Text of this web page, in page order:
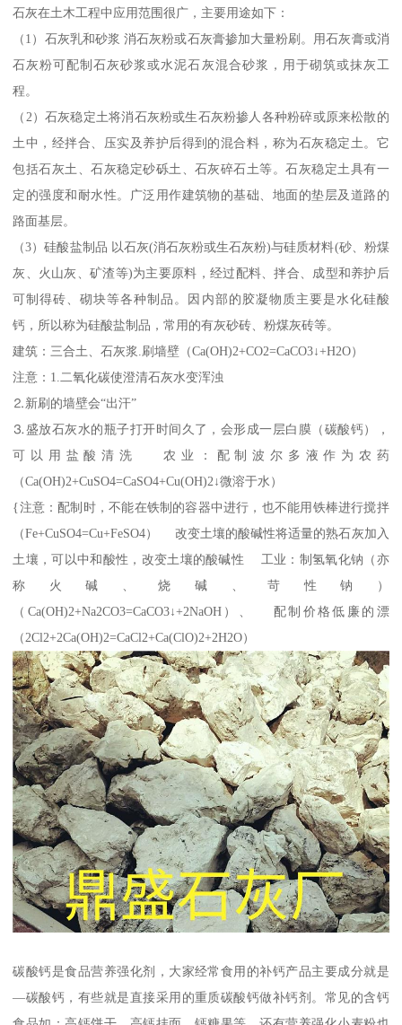
石灰在土木工程中应用范围很广，主要用途如下：
（1）石灰乳和砂浆 消石灰粉或石灰膏掺加大量粉刷。用石灰膏或消
石灰粉可配制石灰砂浆或水泥石灰混合砂浆，用于砌筑或抹灰工
程。
（2）石灰稳定土将消石灰粉或生石灰粉掺人各种粉碎或原来松散的
土中，经拌合、压实及养护后得到的混合料，称为石灰稳定土。它
包括石灰土、石灰稳定砂砾土、石灰碎石土等。石灰稳定土具有一
定的强度和耐水性。广泛用作建筑物的基础、地面的垫层及道路的
路面基层。
（3）硅酸盐制品 以石灰(消石灰粉或生石灰粉)与硅质材料(砂、粉煤
灰、火山灰、矿渣等)为主要原料，经过配料、拌合、成型和养护后
可制得砖、砌块等各种制品。因内部的胶凝物质主要是水化硅酸
钙，所以称为硅酸盐制品，常用的有灰砂砖、粉煤灰砖等。
建筑：三合土、石灰浆.刷墙壁（Ca(OH)2+CO2=CaCO3↓+H2O）
注意：1.二氧化碳使澄清石灰水变浑浊
⒉新刷的墙壁会“出汗”
⒊盛放石灰水的瓶子打开时间久了，会形成一层白膜（碳酸钙），
可以用盐酸清洗 农业：配制波尔多液作为农药
（Ca(OH)2+CuSO4=CaSO4+Cu(OH)2↓微溶于水）
{注意：配制时，不能在铁制的容器中进行，也不能用铁棒进行搅拌
（Fe+CuSO4=Cu+FeSO4） 改变土壤的酸碱性将适量的熟石灰加入
土壤，可以中和酸性，改变土壤的酸碱性 工业：制氢氧化钠（亦
称火碱、烧碱、苛性钠）
（Ca(OH)2+Na2CO3=CaCO3↓+2NaOH）、 配制价格低廉的漂
（2Cl2+2Ca(OH)2=CaCl2+Ca(ClO)2+2H2O）
碳酸钙是食品营养强化剂，大家经常食用的补钙产品主要成分就是
—碳酸钙，有些就是直接采用的重质碳酸钙做补钙剂。常见的含钙